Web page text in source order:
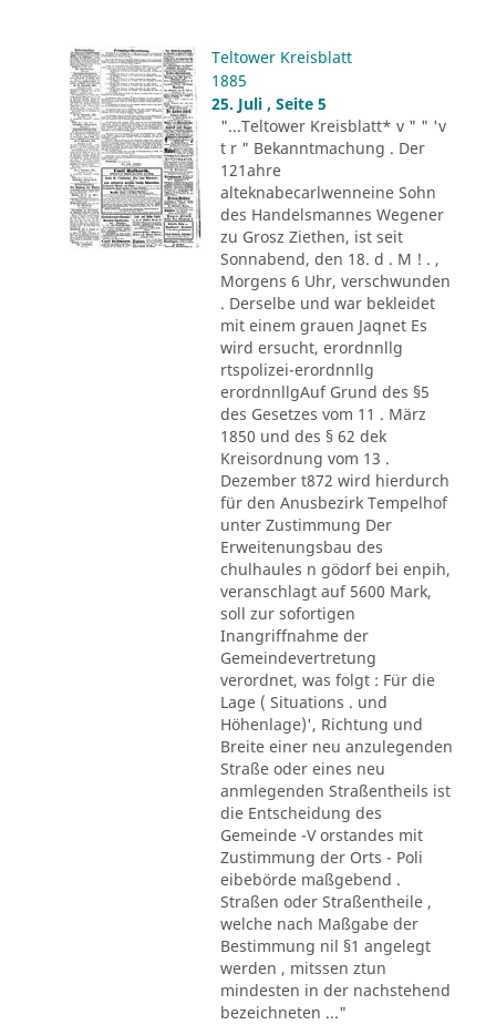
Teltower Kreisblatt
1885
25. Juli , Seite 5
"...Teltower Kreisblatt* v " " 'v
t r " Bekanntmachung . Der
121ahre
alteknabecarlwenneine Sohn
des Handelsmannes Wegener
zu Grosz Ziethen, ist seit
Sonnabend, den 18. d . M ! . ,
Morgens 6 Uhr, verschwunden
. Derselbe und war bekleidet
mit einem grauen Jaqnet Es
wird ersucht, erordnnllg
rtspolizei-erordnnllg
erordnnllgAuf Grund des §5
des Gesetzes vom 11 . März
1850 und des § 62 dek
Kreisordnung vom 13 .
Dezember t872 wird hierdurch
für den Anusbezirk Tempelhof
unter Zustimmung Der
Erweitenungsbau des
chulhaules n gödorf bei enpih,
veranschlagt auf 5600 Mark,
soll zur sofortigen
Inangriffnahme der
Gemeindevertretung
verordnet, was folgt : Für die
Lage ( Situations . und
Höhenlage)', Richtung und
Breite einer neu anzulegenden
Straße oder eines neu
anmlegenden Straßentheils ist
die Entscheidung des
Gemeinde -V orstandes mit
Zustimmung der Orts - Poli
eibebörde maßgebend .
Straßen oder Straßentheile ,
welche nach Maßgabe der
Bestimmung nil §1 angelegt
werden , mitssen ztun
mindesten in der nachstehend
bezeichneten ..."